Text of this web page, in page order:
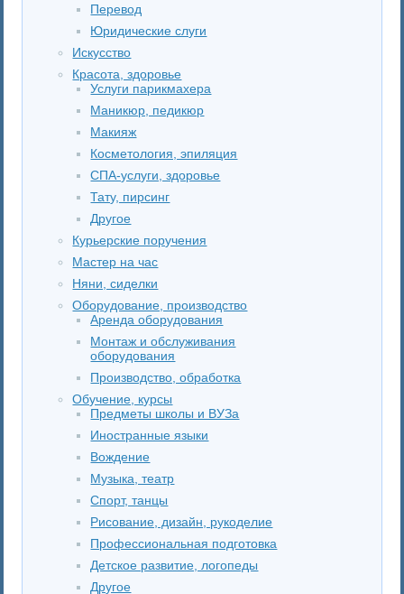
Перевод
Юридические слуги
Искусство
Красота, здоровье
Услуги парикмахера
Маникюр, педикюр
Макияж
Косметология, эпиляция
СПА-услуги, здоровье
Тату, пирсинг
Другое
Курьерские поручения
Мастер на час
Няни, сиделки
Оборудование, производство
Аренда оборудования
Монтаж и обслуживания
оборудования
Производство, обработка
Обучение, курсы
Предметы школы и ВУЗа
Иностранные языки
Вождение
Музыка, театр
Спорт, танцы
Рисование, дизайн, рукоделие
Профессиональная подготовка
Детское развитие, логопеды
Другое